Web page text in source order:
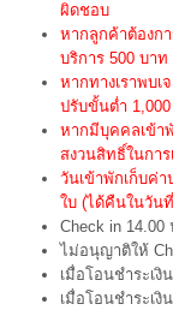
ผิดชอบ
หากลูกค้าต้องก
บริการ 500 บาท
หากทางเราพบ
ปรับขั้นต่ำ
หากมีบุคคลเข้า
สงวนสิทธิ์ในกา
วันเข้าพักเก็บค่
ใบ (ได้คืนในวัน
Check in 14.00
ไม่อนุญาติให้
เมื่อโอนชำระเงิ
เมื่อโอนชำระเงิ